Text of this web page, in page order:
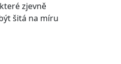
zjevně
šitá na míru